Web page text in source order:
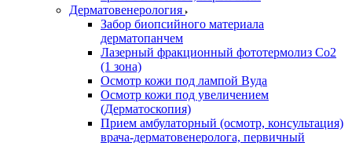
Дерматовенерология
Забор биопсийного материала
дерматопанчем
Лазерный фракционный фототермолиз Со2
(1 зона)
Осмотр кожи под лампой Вуда
Осмотр кожи под увеличением
(Дерматоскопия)
Прием амбулаторный (осмотр, консультация)
врача-дерматовенеролога, первичный